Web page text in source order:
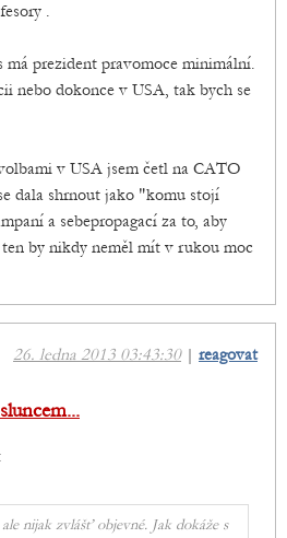
.
má prezident pravomoce minimální.
nebo dokonce v USA, tak bych se
v USA jsem četl na CATO
dala shrnout jako "komu stojí
a sebepropagací za to, aby
by nikdy neměl mít v rukou moc
26. ledna 2013 03:43:30| reagovat
nijak zvlášť objevné. Jak dokáže s